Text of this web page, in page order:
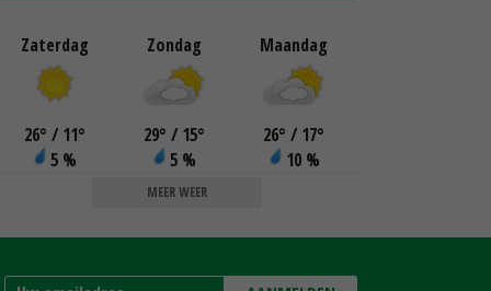
Zaterdag
26° / 11°
5 %
Zondag
29° / 15°
5 %
Maandag
26° / 17°
10 %
MEER WEER